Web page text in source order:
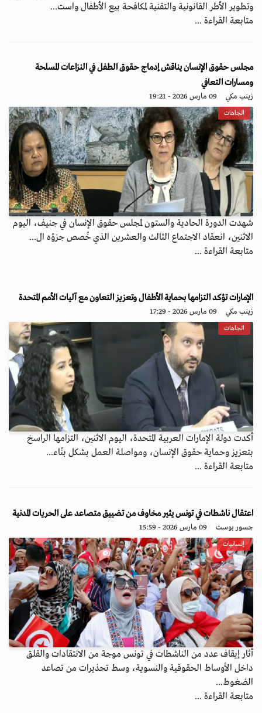
وتطوير الأطر القانونية والتقنية لمكافحة بيع الأطفال واست...
متابعة القراءة ...
مجلس حقوق الإنسان يناقش إدماج حقوق الطفل في النزاعات المسلحة
ومسارات التعافي
زينب مكي 09 مارس 2026 - 19:21
اتجاهات
شهدت الدورة الحادية والستون لمجلس حقوق الإنسان في جنيف، اليوم
الاثنين، انعقاد الاجتماع الثالث والعشرين الذي خُصص جزؤه ال...
متابعة القراءة ...
الإمارات تؤكد التزامها بحماية الأطفال وتعزيز التعاون مع آليات الأمم المتحدة
زينب مكي 09 مارس 2026 - 17:29
اتجاهات
أكدت دولة الإمارات العربية المتحدة، اليوم الاثنين، التزامها الراسخ
بتعزيز وحماية حقوق الإنسان، ومواصلة العمل بشكل بنّاء...
متابعة القراءة ...
اعتقال ناشطات في تونس يثير مخاوف من تضييق متصاعد على الحريات المدنية
جسور بوست 09 مارس 2026 - 15:59
إنسانيات
أثار إيقاف عدد من الناشطات في تونس موجة من الانتقادات والقلق
داخل الأوساط الحقوقية والنسوية، وسط تحذيرات من تصاعد
الضغوط...
متابعة القراءة ...